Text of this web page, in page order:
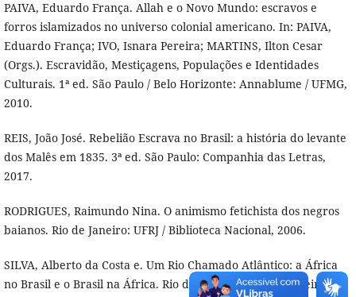
PAIVA, Eduardo França. Allah e o Novo Mundo: escravos e
forros islamizados no universo colonial americano. In: PAIVA,
Eduardo França; IVO, Isnara Pereira; MARTINS, Ilton Cesar
(Orgs.). Escravidão, Mestiçagens, Populações e Identidades
Culturais. 1ª ed. São Paulo / Belo Horizonte: Annablume / UFMG,
2010.
REIS, João José. Rebelião Escrava no Brasil: a história do levante
dos Malês em 1835. 3ª ed. São Paulo: Companhia das Letras,
2017.
RODRIGUES, Raimundo Nina. O animismo fetichista dos negros
baianos. Rio de Janeiro: UFRJ / Biblioteca Nacional, 2006.
SILVA, Alberto da Costa e. Um Rio Chamado Atlântico: a África
no Brasil e o Brasil na África. Rio de Janeiro: Nova Fronteira,